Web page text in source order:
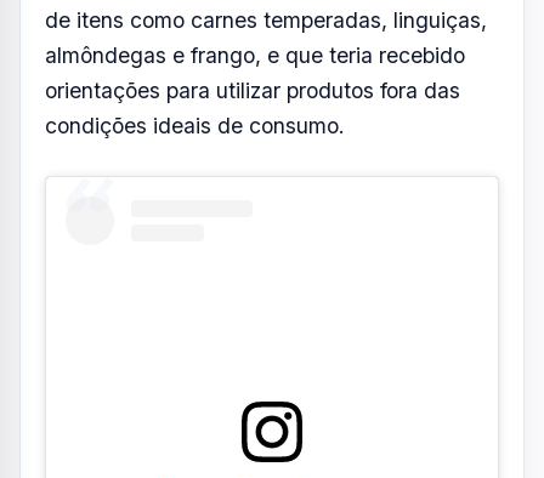
Ver essa foto no Instagram
Ainda segundo o ex-funcionário, a situação
teria sido comunicada à gerência da unidade.